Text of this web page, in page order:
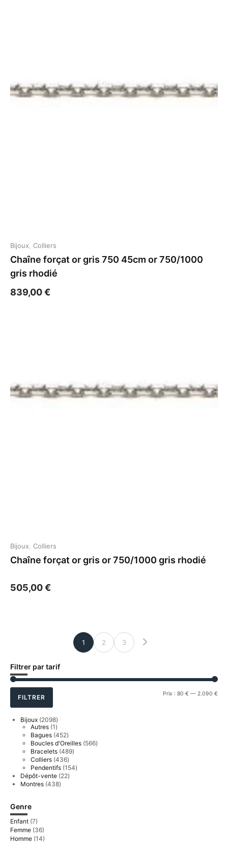
Bijoux Colliers
Chaîne forçat or gris 750 45cm or 750/1000
gris rhodié
839,00€
Bijoux Colliers
Chaîne forçat or gris or 750/1000 gris rhodié
505,00€
1 2 3
Filtrer par tarif
Prix
Prix
FILTRER Prix : 80 € — 2.090 €
Bijoux 20982098
produits
Autres 1 1
produit
Bagues 452452
produits
Boucles d'Oreilles 566566
Bracelets 489489
Colliers 436436
produits
Pendentifs 154154
Dépôt-vente 2222
Montres 438438
Genre
Enfant (7)
Femme (36)
Homme (14)